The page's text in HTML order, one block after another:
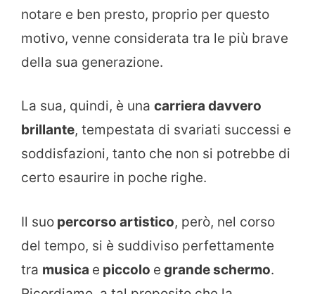
notare e ben presto, proprio per questo
motivo, venne considerata tra le più brave
della sua generazione.
La sua, quindi, è una carriera davvero
brillante, tempestata di svariati successi e
soddisfazioni, tanto che non si potrebbe di
certo esaurire in poche righe.
Il suo percorso artistico, però, nel corso
del tempo, si è suddiviso perfettamente
tra musica e piccolo e grande schermo.